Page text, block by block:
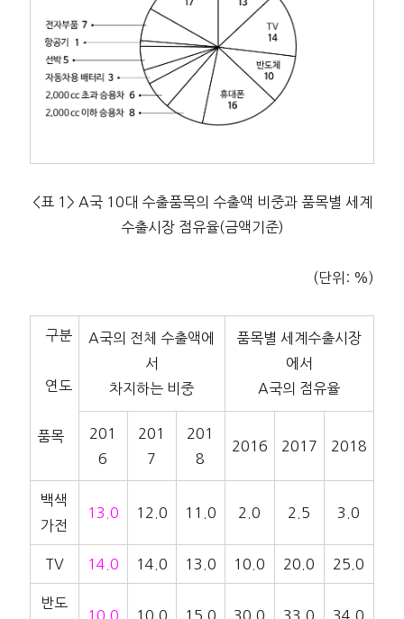
<표 1> A국 10대 수출품목의 수출액 비중과 품목별 세계
수출시장 점유율(금액기준)
(단위: %)
구분
연도
품목
A국의 전체 수출액에
서
차지하는 비중
품목별 세계수출시장
에서
A국의 점유율
201
6
201
7
201
8
2016 2017 2018
백색
가전
13.0 12.0 11.0 2.0 2.5 3.0
TV 14.0 14.0 13.0 10.0 20.0 25.0
반도
10.0 10.0 15.0 30.0 33.0 34.0